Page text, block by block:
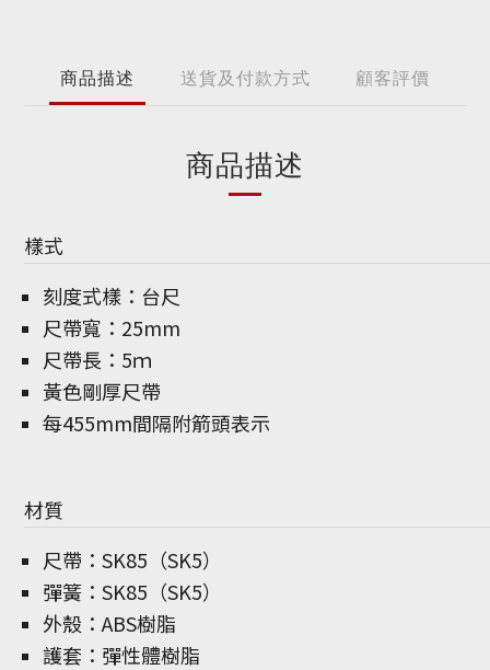
商品描述 送貨及付款方式 顧客評價
商品描述
樣式
刻度式樣：台尺
尺帶寬：25mm
尺帶長：5ｍ
黃色剛厚尺帶
每455mm間隔附箭頭表示
材質
尺帶：SK85（SK5）
彈簧：SK85（SK5）
外殼：ABS樹脂
護套：彈性體樹脂